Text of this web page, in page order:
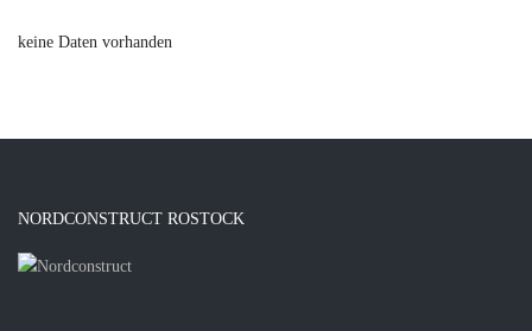
keine Daten vorhanden
NORDCONSTRUCT ROSTOCK